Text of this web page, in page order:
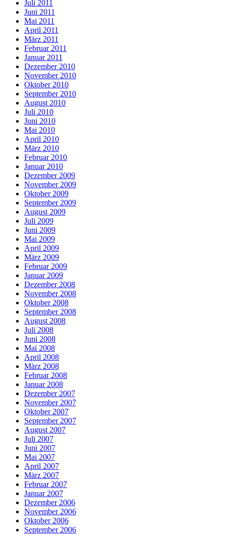
Juli 2011
Juni 2011
Mai 2011
April 2011
März 2011
Februar 2011
Januar 2011
Dezember 2010
November 2010
Oktober 2010
September 2010
August 2010
Juli 2010
Juni 2010
Mai 2010
April 2010
März 2010
Februar 2010
Januar 2010
Dezember 2009
November 2009
Oktober 2009
September 2009
August 2009
Juli 2009
Juni 2009
Mai 2009
April 2009
März 2009
Februar 2009
Januar 2009
Dezember 2008
November 2008
Oktober 2008
September 2008
August 2008
Juli 2008
Juni 2008
Mai 2008
April 2008
März 2008
Februar 2008
Januar 2008
Dezember 2007
November 2007
Oktober 2007
September 2007
August 2007
Juli 2007
Juni 2007
Mai 2007
April 2007
März 2007
Februar 2007
Januar 2007
Dezember 2006
November 2006
Oktober 2006
September 2006